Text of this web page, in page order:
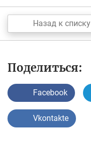
Назад к списку
Поделиться:
Facebook
Vkontakte